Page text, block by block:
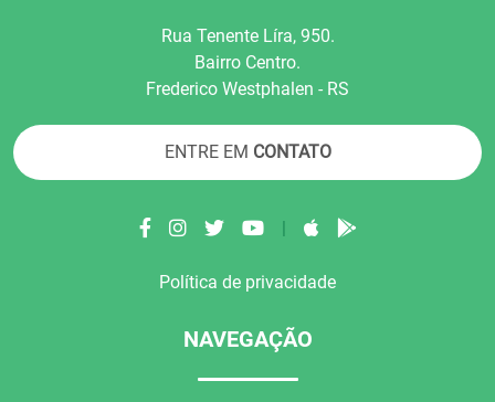
Rua Tenente Líra, 950.
Bairro Centro.
Frederico Westphalen - RS
ENTRE EM CONTATO
|
Política de privacidade
NAVEGAÇÃO